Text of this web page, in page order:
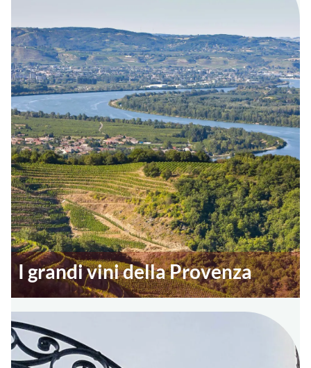
I grandi vini della Provenza